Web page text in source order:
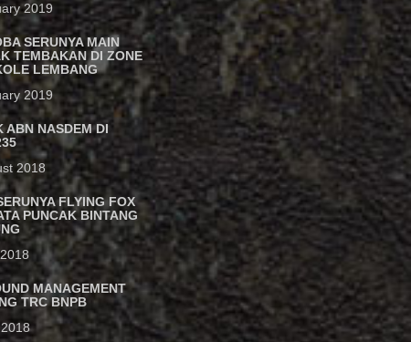
2019
SERUNYA MAIN
TEMBAKAN DI ZONE
LEMBANG
2019
ABN NASDEM DI
2018
FLYING FOX
PUNCAK BINTANG
MANAGEMENT
TRC BNPB